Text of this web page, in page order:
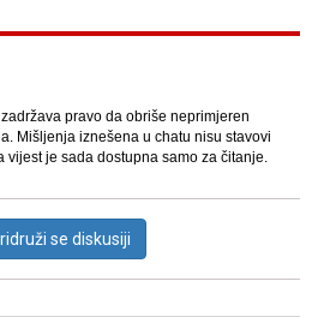
pravo da obriše neprimjeren
Mišljenja iznešena u chatu nisu stavovi
vijest je sada dostupna samo za čitanje.
se diskusiji